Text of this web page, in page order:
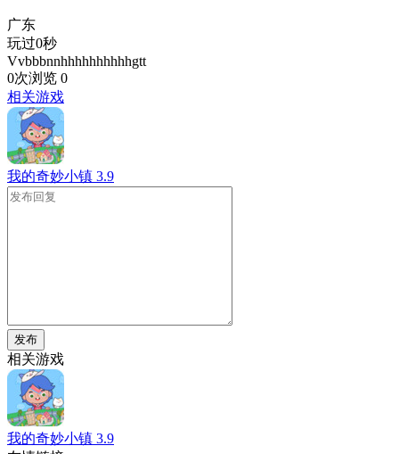
广东
玩过0秒
Vvbbbnnhhhhhhhhhhgtt
0次浏览 0
相关游戏
我的奇妙小镇 3.9
发布
相关游戏
我的奇妙小镇 3.9